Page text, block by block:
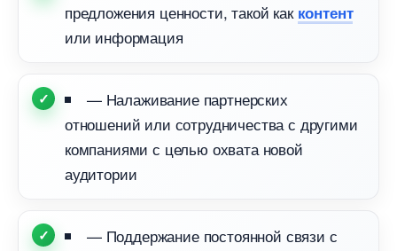
предложения ценности, такой как контент
или информация
— Налаживание партнерских
отношений или сотрудничества с другими
компаниями с целью охвата новой
аудитории
— Поддержание постоянной связи с